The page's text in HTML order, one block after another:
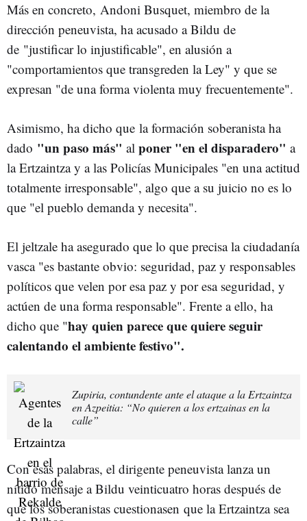
Más en concreto, Andoni Busquet, miembro de la
dirección peneuvista, ha acusado a Bildu de
de "justificar lo injustificable", en alusión a
"comportamientos que transgreden la Ley" y que se
expresan "de una forma violenta muy frecuentemente".
Asimismo, ha dicho que la formación soberanista ha
dado "un paso más" al poner "en el disparadero" a
la Ertzaintza y a las Policías Municipales "en una actitud
totalmente irresponsable", algo que a su juicio no es lo
que "el pueblo demanda y necesita".
El jeltzale ha asegurado que lo que precisa la ciudadanía
vasca "es bastante obvio: seguridad, paz y responsables
políticos que velen por esa paz y por esa seguridad, y
actúen de una forma responsable". Frente a ello, ha
dicho que "hay quien parece que quiere seguir
calentando el ambiente festivo".
Zupiria, contundente ante el ataque a la Ertzaintza
en Azpeitia: “No quieren a los ertzainas en la
calle”
Con esas palabras, el dirigente peneuvista lanza un
nítido mensaje a Bildu veinticuatro horas después de
que los soberanistas cuestionasen que la Ertzaintza sea